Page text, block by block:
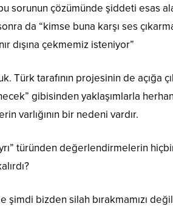
bu sorunun çözümünde şiddeti
da “kimse buna karşı ses
dışına çekmemiz isteniyor”
Türk tarafının projesinin de açığa
gibisinden yaklaşımlarla
varlığının bir nedeni vardır.
türünden değerlendirmelerin
bizden silah bırakmamızı değil,